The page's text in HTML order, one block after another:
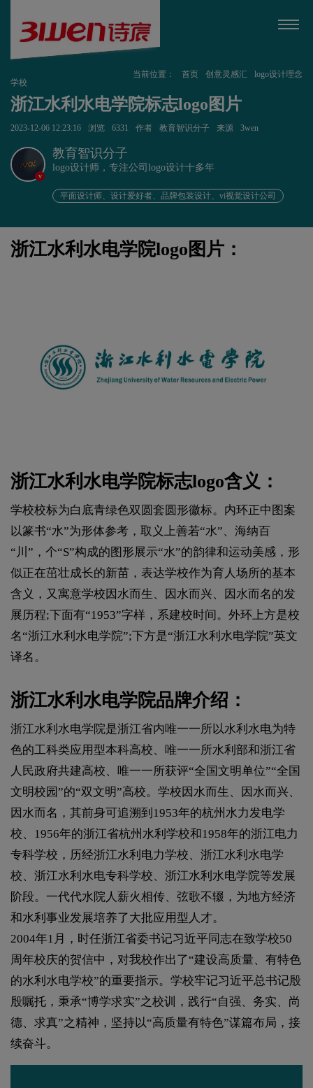
当前位置： 首页 创意灵感汇
logo设计理念
学校
浙江水利水电学院标志logo图片
2023-12-06 12:23:16 浏览 6331 作者 教育智识分子 来源 3wen
v
教育智识分子
logo设计师，专注公司logo设计十多年
平面设计师、设计爱好者、品牌包装设计、vi视觉设计公司
浙江水利水电学院logo图片：
浙江水利水电学院标志logo含义：
学校校标为白底青绿色双圆套圆形徽标。内环正中图案
以篆书“水”为形体参考，取义上善若“水”、海纳百
“川”，个“S”构成的图形展示“水”的韵律和运动美感，形
似正在茁壮成长的新苗，表达学校作为育人场所的基本
含义，又寓意学校因水而生、因水而兴、因水而名的发
展历程;下面有“1953”字样，系建校时间。外环上方是校
名“浙江水利水电学院”;下方是“浙江水利水电学院”英文
译名。
浙江水利水电学院品牌介绍：
浙江水利水电学院是浙江省内唯一一所以水利水电为特
色的工科类应用型本科高校、唯一一所水利部和浙江省
人民政府共建高校、唯一一所获评“全国文明单位”“全国
文明校园”的“双文明”高校。学校因水而生、因水而兴、
因水而名，其前身可追溯到1953年的杭州水力发电学
校、1956年的浙江省杭州水利学校和1958年的浙江电力
专科学校，历经浙江水利电力学校、浙江水利水电学
校、浙江水利水电专科学校、浙江水利水电学院等发展
阶段。一代代水院人薪火相传、弦歌不辍，为地方经济
和水利事业发展培养了大批应用型人才。
2004年1月，时任浙江省委书记习近平同志在致学校50
周年校庆的贺信中，对我校作出了“建设高质量、有特色
的水利水电学校”的重要指示。学校牢记习近平总书记殷
殷嘱托，秉承“博学求实”之校训，践行“自强、务实、尚
德、求真”之精神，坚持以“高质量有特色”谋篇布局，接
续奋斗。